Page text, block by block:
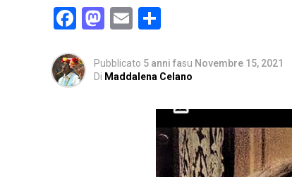
Facebook
Mastodon
Email
Pubblicato 5 anni fasu Novembre 15, 2021
Di Maddalena Celano